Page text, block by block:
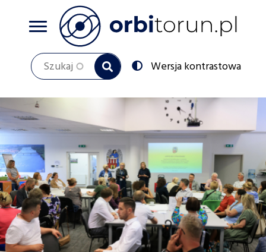
Szukaj
Przełącz
na:
Wersja kontrastowa